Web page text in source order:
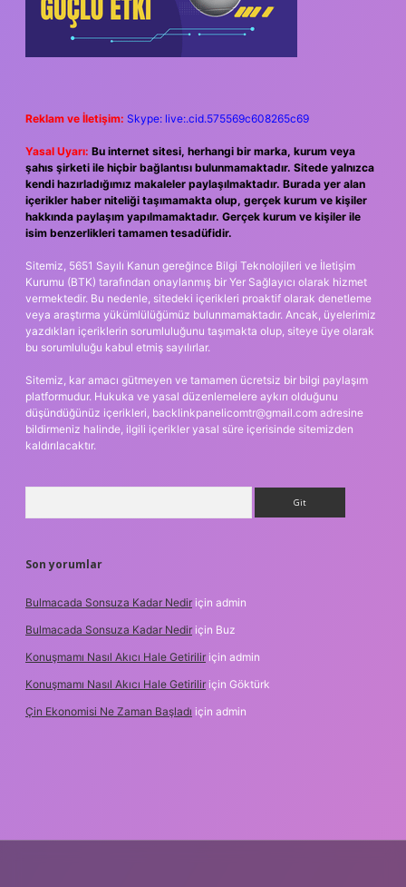
Reklam ve İletişim: Skype: live:.cid.575569c608265c69
Yasal Uyarı: Bu internet sitesi, herhangi bir marka, kurum veya
şahıs şirketi ile hiçbir bağlantısı bulunmamaktadır. Sitede yalnızca
kendi hazırladığımız makaleler paylaşılmaktadır. Burada yer alan
içerikler haber niteliği taşımamakta olup, gerçek kurum ve kişiler
hakkında paylaşım yapılmamaktadır. Gerçek kurum ve kişiler ile
isim benzerlikleri tamamen tesadüfidir.
Sitemiz, 5651 Sayılı Kanun gereğince Bilgi Teknolojileri ve İletişim
Kurumu (BTK) tarafından onaylanmış bir Yer Sağlayıcı olarak hizmet
vermektedir. Bu nedenle, sitedeki içerikleri proaktif olarak denetleme
veya araştırma yükümlülüğümüz bulunmamaktadır. Ancak, üyelerimiz
yazdıkları içeriklerin sorumluluğunu taşımakta olup, siteye üye olarak
bu sorumluluğu kabul etmiş sayılırlar.
Sitemiz, kar amacı gütmeyen ve tamamen ücretsiz bir bilgi paylaşım
platformudur. Hukuka ve yasal düzenlemelere aykırı olduğunu
düşündüğünüz içerikleri, backlinkpanelicomtr@gmail.com adresine
bildirmeniz halinde, ilgili içerikler yasal süre içerisinde sitemizden
kaldırılacaktır.
Son yorumlar
Bulmacada Sonsuza Kadar Nedir için admin
Bulmacada Sonsuza Kadar Nedir için Buz
Konuşmamı Nasıl Akıcı Hale Getirilir için admin
Konuşmamı Nasıl Akıcı Hale Getirilir için Göktürk
Çin Ekonomisi Ne Zaman Başladı için admin